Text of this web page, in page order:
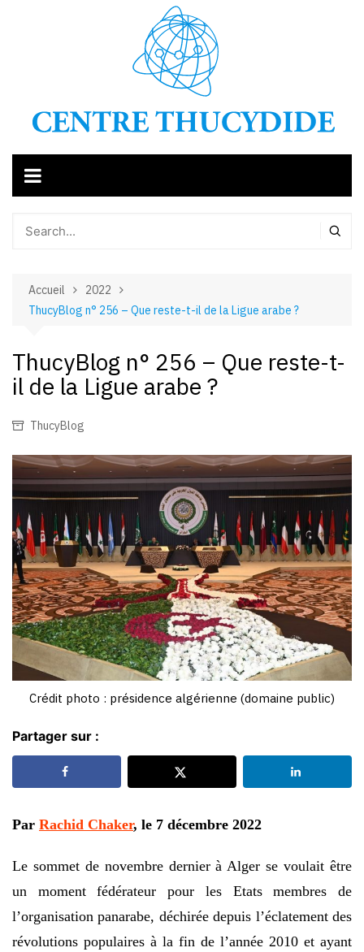
Accueil
2022
ThucyBlog n° 256 – Que reste-t-il de la Ligue arabe ?
ThucyBlog n° 256 – Que reste-t-
il de la Ligue arabe ?
ThucyBlog
Crédit photo : présidence algérienne (domaine public)
Partager sur :
Par Rachid Chaker, le 7 décembre 2022
Le sommet de novembre dernier à Alger se voulait être
un moment fédérateur pour les Etats membres de
l’organisation panarabe, déchirée depuis l’éclatement des
révolutions populaires à la fin de l’année 2010 et ayant